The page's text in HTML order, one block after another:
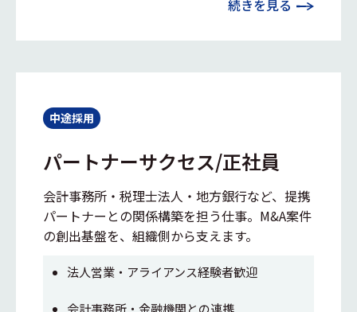
続きを見る
中途採用
パートナーサクセス/正社員
会計事務所・税理士法人・地方銀行など、提携
パートナーとの関係構築を担う仕事。M&A案件
の創出基盤を、組織側から支えます。
法人営業・アライアンス経験者歓迎
会計事務所・金融機関との連携